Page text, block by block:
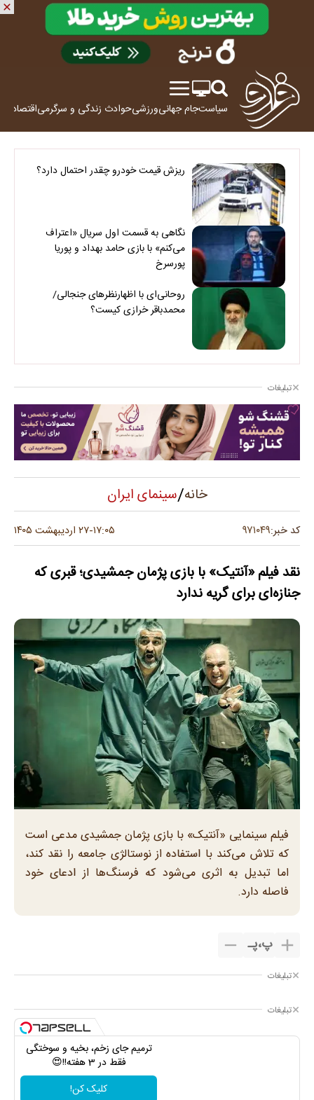
سیاستجام جهانیورزشیحوادث زندگی و سرگرمیاقتصاد
ریزش قیمت خودرو چقدر احتمال دارد؟
نگاهی به قسمت اول سریال «اعتراف
می‌کنم» با بازی حامد بهداد و پوریا
پورسرخ
روحانی‌ای با اظهارنظرهای جنجالی/
محمدباقر خرازی کیست؟
تبلیغات
خانه/سینمای ایران
کد خبر:۹۷۱۰۴۹ ۱۷:۰۵-۲۷ اردیبهشت ۱۴۰۵
نقد فیلم «آنتیک» با بازی پژمان جمشیدی؛ قبری که
جنازه‌ای برای گریه ندارد
فیلم سینمایی «آنتیک» با بازی پژمان جمشیدی مدعی است
که تلاش می‌کند با استفاده از نوستالژی جامعه را نقد کند،
اما تبدیل به اثری می‌شود که فرسنگ‌ها از ادعای خود
فاصله دارد.
پ،پـ
تبلیغات
تبلیغات
ترمیم جای زخم، بخیه و سوختگی
فقط در 3 هفته!!😍
کلیک کن!